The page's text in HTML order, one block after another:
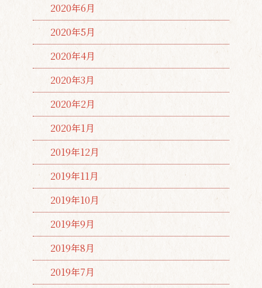
2020年6月
2020年5月
2020年4月
2020年3月
2020年2月
2020年1月
2019年12月
2019年11月
2019年10月
2019年9月
2019年8月
2019年7月